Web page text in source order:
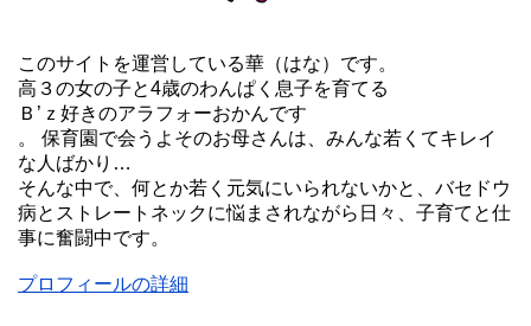
このサイトを運営している華（はな）です。
高３の女の子と4歳のわんぱく息子を育てる
Ｂ’ｚ好きのアラフォーおかんです
。 保育園で会うよそのお母さんは、みんな若くてキレイ
な人ばかり…
そんな中で、何とか若く元気にいられないかと、バセドウ
病とストレートネックに悩まされながら日々、子育てと仕
事に奮闘中です。
プロフィールの詳細